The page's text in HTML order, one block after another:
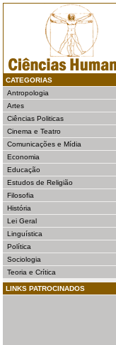
CATEGORIAS
Antropologia
Artes
Ciências Politicas
Cinema e Teatro
Comunicações e Mídia
Economia
Educação
Estudos de Religião
Filosofia
História
Lei Geral
Linguística
Política
Sociologia
Teoria e Crítica
LINKS PATROCINADOS